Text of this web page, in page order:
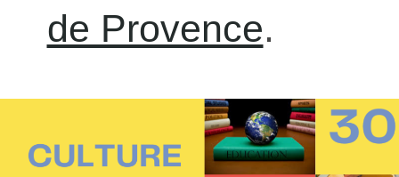
de Provence.